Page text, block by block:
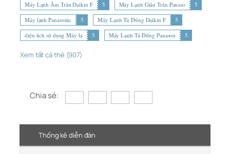
Máy Lạnh Âm Trần Daikin F
5 Máy Lạnh Giấu Trần Panaso
5
Máy lạnh Panasonic
5 Máy Lạnh Tủ Đứng Daikin F
5
diện tích sử dụng Máy lạ
5 Máy Lạnh Tủ Đứng Panason 5
Xem tất cả thẻ (907)
Chia sẻ:
Thống kê diễn đàn